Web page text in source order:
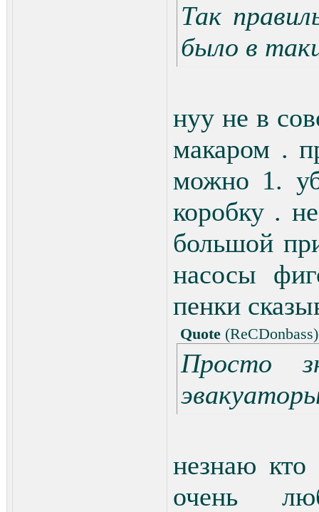
Так
было в
нуу не в
макаром .
можно 1.
коробку .
большой
насосы
пенки
Quote (ReCDonbass)
Просто
незнаю кто
очень